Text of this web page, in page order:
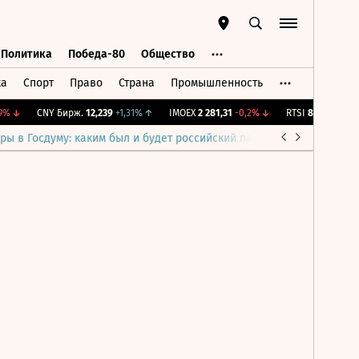
Политика Победа-80 Общество
Спорт Право Страна Промышленность
↓ CNY Бирж. 12,239 +1,31%↑ IMOEX 2 281,31 -0,2%↓ RTSI 874,64
в Госдуму: каким был и будет российский парламент